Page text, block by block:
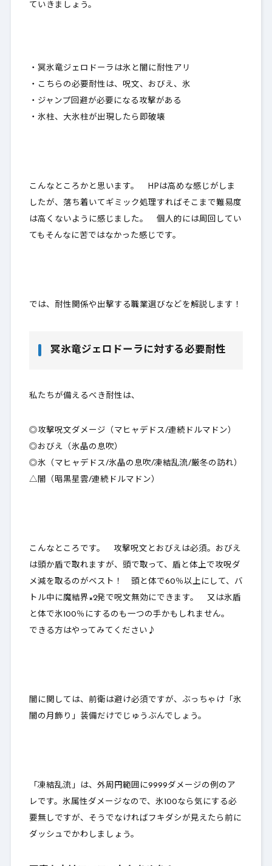
ていきましょう。
・冥氷竜ジェロドーラは氷と闇に耐性アリ
・こちらの必要耐性は、呪文、おびえ、氷
・ジャンプ回避が必要になる攻撃がある
・氷柱、大氷柱が出現したら即破壊
こんなところかと思います。 HPは高めな感じがしま
したが、落ち着いてギミック処理すればそこまで難易度
は高くないように感じました。 個人的には周回してい
てもそんなに苦ではなかった感じです。
では、耐性関係や出撃する職業選びなどを解説します！
冥氷竜ジェロドーラに対する必要耐性
私たちが備えるべき耐性は、
◎攻撃呪文ダメージ （マヒャデドス/連続ドルマドン）
◎おびえ （氷晶の息吹）
◎氷 （マヒャデドス/氷晶の息吹/凍結乱流/厳冬の訪れ）
△闇（暗黒星雲/連続ドルマドン）
こんなところです。 攻撃呪文とおびえは必須。おびえ
は頭か盾で取れますが、頭で取って、盾と体上で攻呪ダ
メ減を取るのがベスト！ 頭と体で60％以上にして、バ
トル中に魔結界×2発で呪文無効にできます。 又は氷盾
と体で氷100％にするのも一つの手かもしれません。
できる方はやってみてください♪
闇に関しては、前衛は避け必須ですが、ぶっちゃけ「氷
闇の月飾り」装備だけでじゅうぶんでしょう。
「凍結乱流」は、外周円範囲に9999ダメージの例のア
レです。氷属性ダメージなので、氷100なら気にする必
要無しですが、そうでなければフキダシが見えたら前に
ダッシュでかわしましょう。